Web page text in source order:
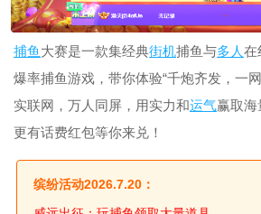
捕鱼 大赛是一款集经典街机捕鱼与多人在
爆率捕鱼游戏，带你体验“千炮齐发，一
实联网，万人同屏，用实力和运气赢取海
更有话费红包等你来兑！
缤纷活动2026.7.20：